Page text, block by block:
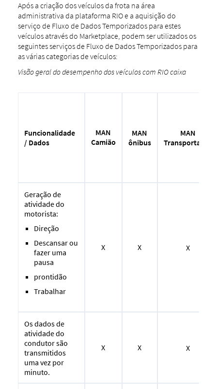
Após a criação dos veículos da frota na área
administrativa da plataforma RIO e a aquisição do
serviço de Fluxo de Dados Temporizados para estes
veículos através do Marketplace, podem ser utilizados os
seguintes serviços de Fluxo de Dados Temporizados para
as várias categorias de veículos:
Visão geral do desempenho dos veículos com RIO caixa
Funcionalidade
/ Dados
MAN
Camião
MAN
ônibus
MAN
Transportador
Geração de
atividade do
motorista:
Direção
Descansar ou
fazer uma
pausa
prontidão
Trabalhar
X X X
Os dados de
atividade do
condutor são
transmitidos
uma vez por
minuto.
X X X